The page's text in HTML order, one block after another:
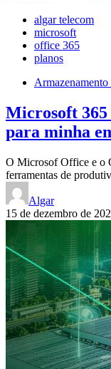
algar telecom
microsoft
office 365
planos
Microsoft
para minha
O Microsof Office e o
ferramentas de
Algar
15 de dezembro de